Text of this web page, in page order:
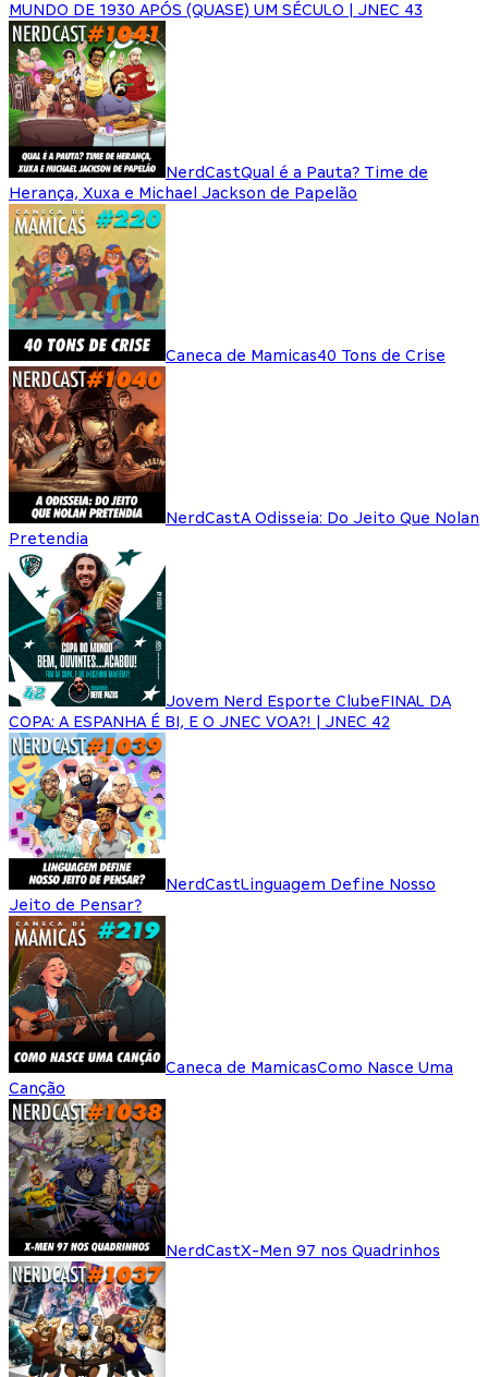
MUNDO DE 1930 APÓS (QUASE) UM SÉCULO | JNEC 43
NerdCastQual é a Pauta? Time de
Herança, Xuxa e Michael Jackson de Papelão
Caneca de Mamicas40 Tons de Crise
NerdCastA Odisseia: Do Jeito Que Nolan
Pretendia
Jovem Nerd Esporte ClubeFINAL DA
COPA: A ESPANHA É BI, E O JNEC VOA?! | JNEC 42
NerdCastLinguagem Define Nosso
Jeito de Pensar?
Caneca de MamicasComo Nasce Uma
Canção
NerdCastX-Men 97 nos Quadrinhos